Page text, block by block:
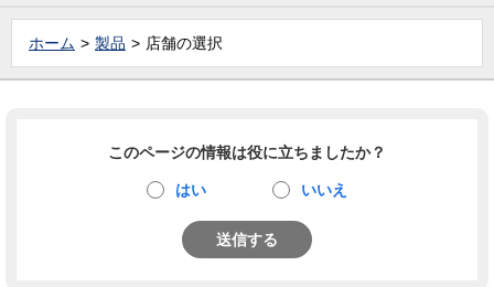
ホーム 製品 店舗の選択
このページの情報は役に立ちましたか？
はい いいえ
送信する